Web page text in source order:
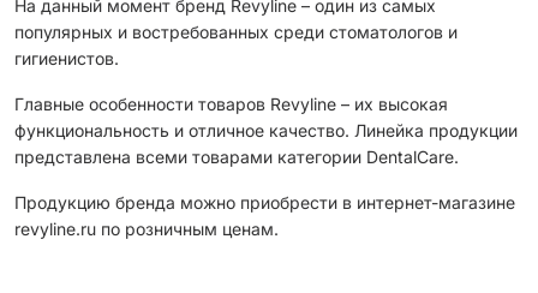
На данный момент бренд Revyline – один из самых
популярных и востребованных среди стоматологов и
гигиенистов.
Главные особенности товаров Revyline – их высокая
функциональность и отличное качество. Линейка продукции
представлена всеми товарами категории DentalCare.
Продукцию бренда можно приобрести в интернет-магазине
revyline.ru по розничным ценам.